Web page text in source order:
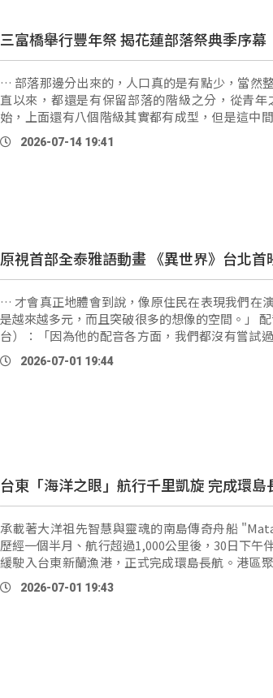
三富橋舉行豐年祭 揭花蓮部落祭典季序幕
… 部落那邊分出來的，人口真的是有點少，當然
直以來，都還是有保留部落的階級之分，從青年
始，上面還有八個階級其實都有成型，但是這中
有人，因為有一個階級產生斷層，應該算是 …
2026-07-14 19:41
原視首部全泰雅語動畫 《異世界》台北首
… 才會真正地體會到說，像原住民在表現我們在
是越來越多元，
台）：「因為他的配音各方面，我們都沒有嘗試
候，就發現說，原來那麼地困難，我們那個動畫導
2026-07-01 19:44
台東「海洋之眼」航行千里凱旋 完成環島
承載著大洋祖先智慧與靈魂的南島傳奇舟船
歷經一個半月、航行超過1,000公里後，30日下午
緩駛入台東新蘭漁港，正式完成環島長航。港區
文化藝術團也以阿美族傳統歌謠獻唱 …
2026-07-01 19:43